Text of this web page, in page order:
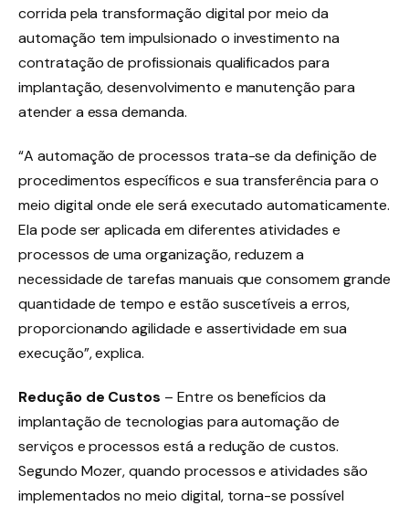
corrida pela transformação digital por meio da
automação tem impulsionado o investimento na
contratação de profissionais qualificados para
implantação, desenvolvimento e manutenção para
atender a essa demanda.
“A automação de processos trata-se da definição de
procedimentos específicos e sua transferência para o
meio digital onde ele será executado automaticamente.
Ela pode ser aplicada em diferentes atividades e
processos de uma organização, reduzem a
necessidade de tarefas manuais que consomem grande
quantidade de tempo e estão suscetíveis a erros,
proporcionando agilidade e assertividade em sua
execução”, explica.
Redução de Custos – Entre os benefícios da
implantação de tecnologias para automação de
serviços e processos está a redução de custos.
Segundo Mozer, quando processos e atividades são
implementados no meio digital, torna-se possível